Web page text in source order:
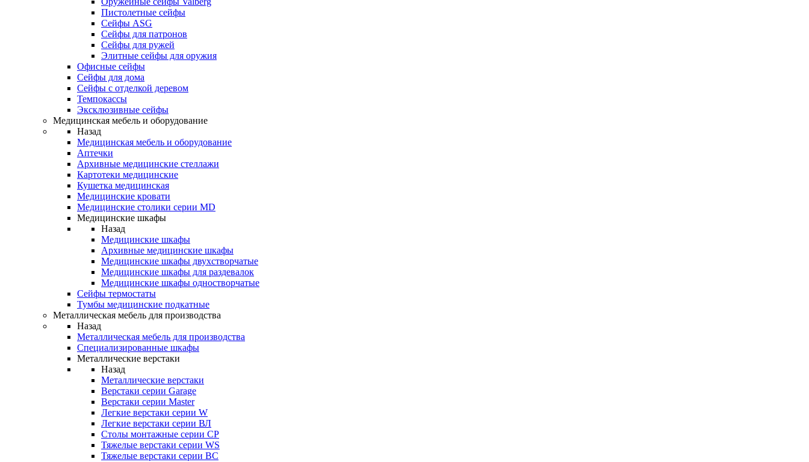
Пистолетные сейфы
Сейфы ASG
Сейфы для патронов
Сейфы для ружей
Элитные сейфы для оружия
Офисные сейфы
Сейфы для дома
Сейфы с отделкой деревом
Темпокассы
Эксклюзивные сейфы
Медицинская мебель и оборудование
Назад
Медицинская мебель и оборудование
Аптечки
Архивные медицинские стеллажи
Картотеки медицинские
Кушетка медицинская
Медицинские кровати
Медицинские столики серии MD
Медицинские шкафы
Назад
Медицинские шкафы
Архивные медицинские шкафы
Медицинские шкафы двухстворчатые
Медицинские шкафы для раздевалок
Медицинские шкафы одностворчатые
Сейфы термостаты
Тумбы медицинские подкатные
Металлическая мебель для производства
Назад
Металлическая мебель для производства
Cпециализированные шкафы
Металлические верстаки
Назад
Металлические верстаки
Верстаки серии Garage
Верстаки серии Master
Легкие верстаки серии W
Легкие верстаки серии ВЛ
Столы монтажные серии СР
Тяжелые верстаки серии WS
Тяжелые верстаки серии ВС